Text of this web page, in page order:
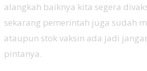
alangkah baiknya kita segera
sekarang pemerintah juga sudah
ataupun stok vaksin ada jadi
pintanya.